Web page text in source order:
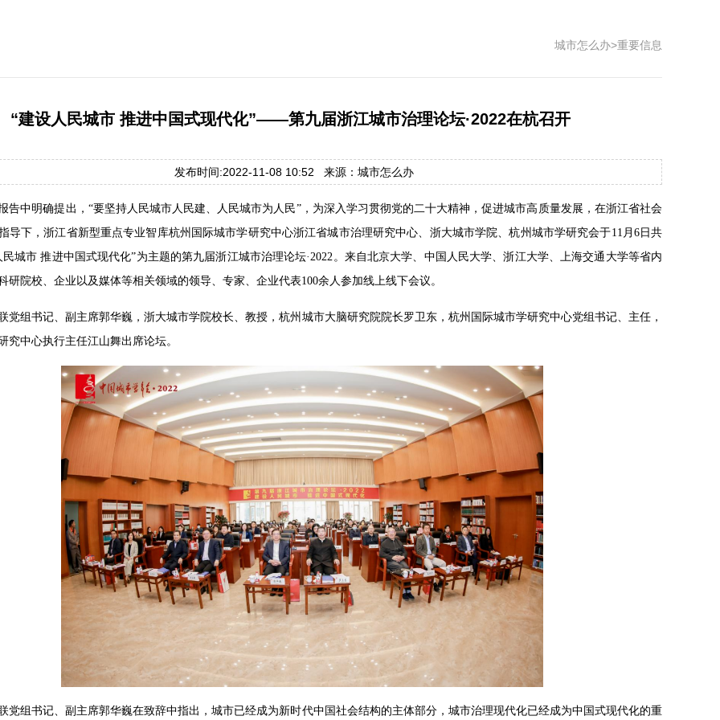
城市怎么办>重要信息
“建设人民城市 推进中国式现代化”——第九届浙江城市治理论坛·2022在杭召开
发布时间:2022-11-08 10:52 来源：城市怎么办
告中明确提出，“要坚持人民城市人民建、人民城市为人民”，为深入学习贯彻党的二十大精神，促进城市高质量发展，在浙江省社会
导下，浙江省新型重点专业智库杭州国际城市学研究中心浙江省城市治理研究中心、浙大城市学院、杭州城市学研究会于11月6日共
民城市 推进中国式现代化”为主题的第九届浙江城市治理论坛·2022。来自北京大学、中国人民大学、浙江大学、上海交通大学等省内
研院校、企业以及媒体等相关领域的领导、专家、企业代表100余人参加线上线下会议。
党组书记、副主席郭华巍，浙大城市学院校长、教授，杭州城市大脑研究院院长罗卫东，杭州国际城市学研究中心党组书记、主任，
究中心执行主任江山舞出席论坛。
党组书记、副主席郭华巍在致辞中指出，城市已经成为新时代中国社会结构的主体部分，城市治理现代化已经成为中国式现代化的重